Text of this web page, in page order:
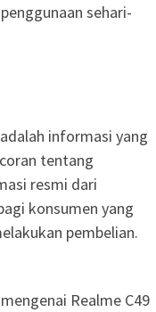
sehari-
informasi yang
tentang
resmi dari
konsumen yang
pembelian.
Realme C49